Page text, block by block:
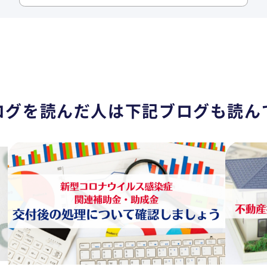
を読んだ人は下記ブログも読